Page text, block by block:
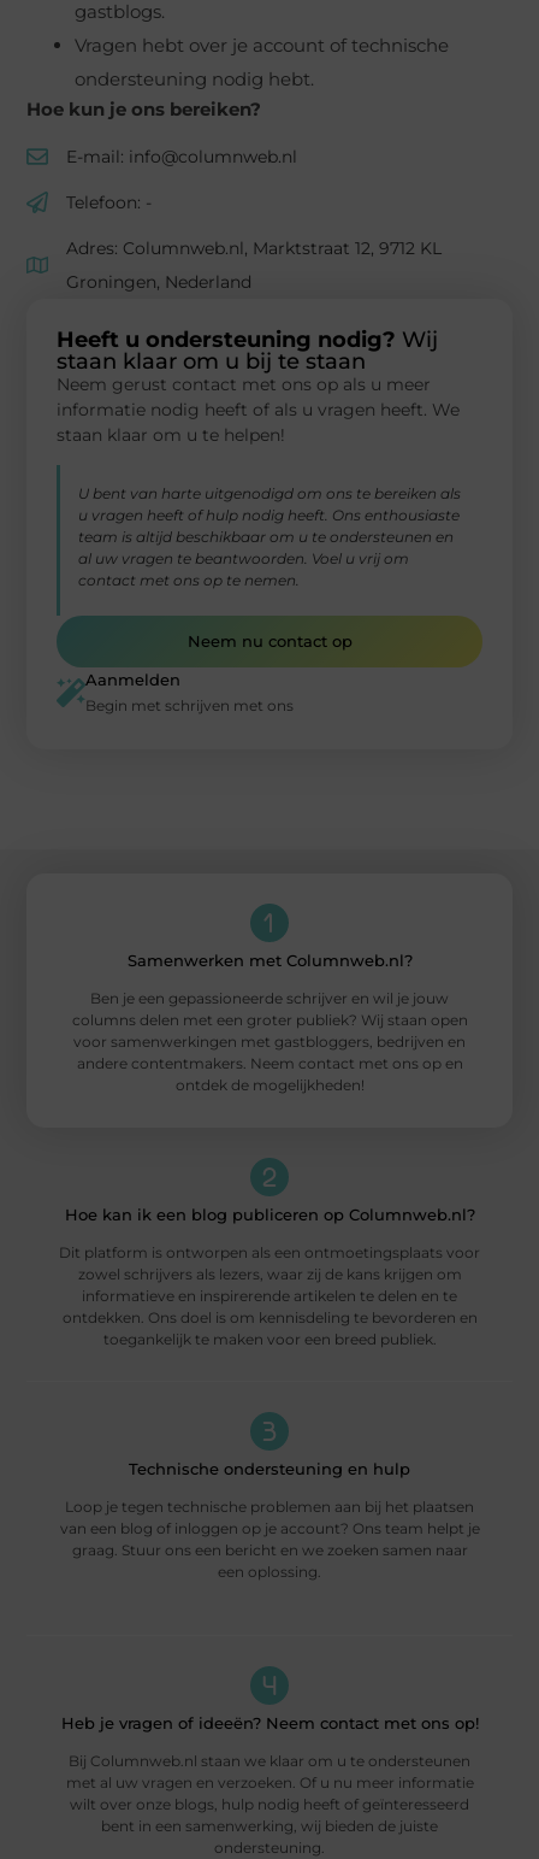
gastblogs.
Vragen hebt over je account of technische
ondersteuning nodig hebt.
Hoe kun je ons bereiken?
E-mail: info@columnweb.nl
Telefoon: -
Adres: Columnweb.nl, Marktstraat 12, 9712 KL
Groningen, Nederland
Heeft u ondersteuning nodig? Wij
staan klaar om u bij te staan
Neem gerust contact met ons op als u meer
informatie nodig heeft of als u vragen heeft. We
staan klaar om u te helpen!
U bent van harte uitgenodigd om ons te bereiken als
u vragen heeft of hulp nodig heeft. Ons enthousiaste
team is altijd beschikbaar om u te ondersteunen en
al uw vragen te beantwoorden. Voel u vrij om
contact met ons op te nemen.
Neem nu contact op
Aanmelden
Begin met schrijven met ons
Samenwerken met Columnweb.nl?
Ben je een gepassioneerde schrijver en wil je jouw
columns delen met een groter publiek? Wij staan open
voor samenwerkingen met gastbloggers, bedrijven en
andere contentmakers. Neem contact met ons op en
ontdek de mogelijkheden!
Hoe kan ik een blog publiceren op Columnweb.nl?
Dit platform is ontworpen als een ontmoetingsplaats voor
zowel schrijvers als lezers, waar zij de kans krijgen om
informatieve en inspirerende artikelen te delen en te
ontdekken. Ons doel is om kennisdeling te bevorderen en
toegankelijk te maken voor een breed publiek.
Technische ondersteuning en hulp
Loop je tegen technische problemen aan bij het plaatsen
van een blog of inloggen op je account? Ons team helpt je
graag. Stuur ons een bericht en we zoeken samen naar
een oplossing.
Heb je vragen of ideeën? Neem contact met ons op!
Bij Columnweb.nl staan we klaar om u te ondersteunen
met al uw vragen en verzoeken. Of u nu meer informatie
wilt over onze blogs, hulp nodig heeft of geïnteresseerd
bent in een samenwerking, wij bieden de juiste
ondersteuning.